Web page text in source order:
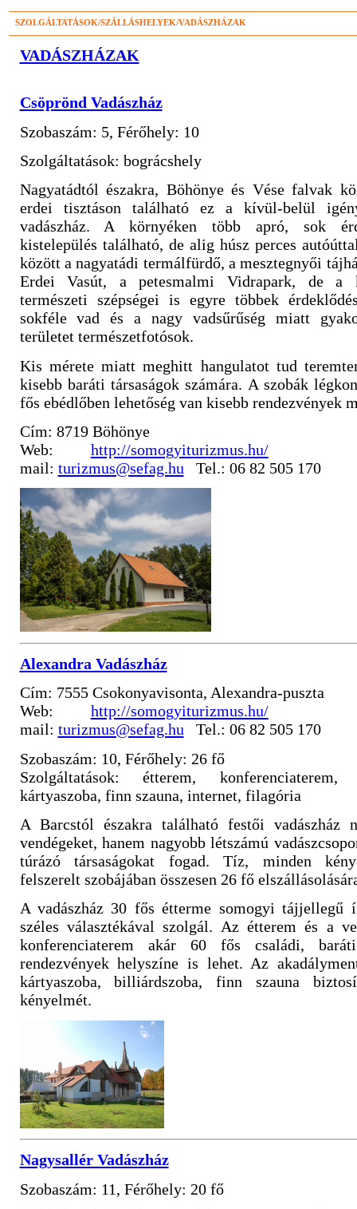
SZOLGÁLTATÁSOK/SZÁLLÁSHELYEK/VADÁSZHÁZAK
VADÁSZHÁZAK
Csöprönd Vadászház
Szobaszám: 5, Férőhely: 10
Szolgáltatások: bográcshely
Nagyatádtól északra, Böhönye és Vése falvak
erdei tisztáson található ez a kívül-belül
vadászház. A környéken több apró, sok
kistelepülés található, de alig húsz perces
között a nagyatádi termálfürdő, a mesztegnyői
Erdei Vasút, a petesmalmi Vidrapark, de a
természeti szépségei is egyre többek
sokféle vad és a nagy vadsűrűség miatt
területet természetfotósok.
Kis mérete miatt meghitt hangulatot tud
kisebb baráti társaságok számára. A szobák
fős ebédlőben lehetőség van kisebb rendezvények
Cím: 8719 Böhönye
Web: http://somogyiturizmus.hu/
mail: turizmus@sefag.hu Tel.: 06 82 505 170
Alexandra Vadászház
Cím: 7555 Csokonyavisonta, Alexandra-puszta
Web: http://somogyiturizmus.hu/
mail: turizmus@sefag.hu Tel.: 06 82 505 170
Szobaszám: 10, Férőhely: 26 fő
Szolgáltatások: étterem,
kártyaszoba, finn szauna, internet, filagória
A Barcstól északra található festői vadászház
vendégeket, hanem nagyobb létszámú
túrázó társaságokat fogad. Tíz, minden
felszerelt szobájában összesen 26 fő
A vadászház 30 fős étterme somogyi tájjellegű
széles választékával szolgál. Az étterem és a
konferenciaterem akár 60 fős családi,
rendezvények helyszíne is lehet. Az
kártyaszoba, billiárdszoba, finn szauna
kényelmét.
Nagysallér Vadászház
Szobaszám: 11, Férőhely: 20 fő